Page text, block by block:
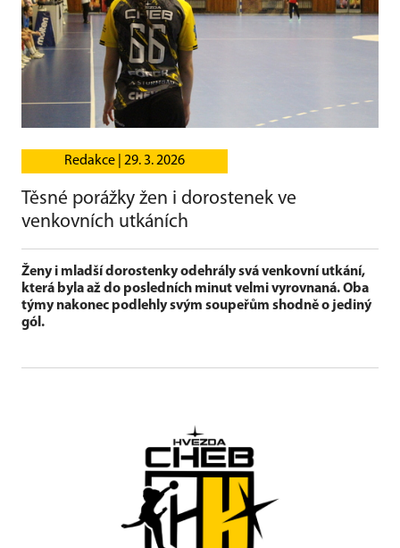
Redakce | 29. 3. 2026
Těsné porážky žen i dorostenek ve
venkovních utkáních
Ženy i mladší dorostenky odehrály svá venkovní utkání,
která byla až do posledních minut velmi vyrovnaná. Oba
týmy nakonec podlehly svým soupeřům shodně o jediný
gól.